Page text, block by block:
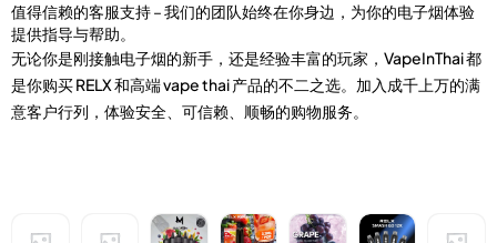
值得信赖的客服支持– 我们的团队始终在你身边，为你的电子烟体验
提供指导与帮助。
无论你是刚接触电子烟的新手，还是经验丰富的玩家， VapeInThai 都
是你购买 RELX 和高端 vape thai 产品的不二之选。加入成千上万的满
意客户行列，体验安全、可信赖、顺畅的购物服务。